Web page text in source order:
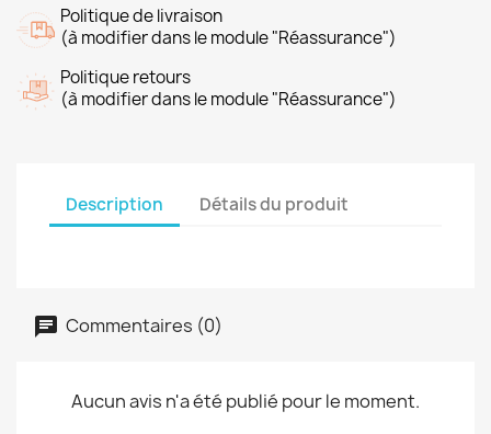
Politique de livraison
(à modifier dans le module "Réassurance")
Politique retours
(à modifier dans le module "Réassurance")
Description Détails du produit
Commentaires (0)
Aucun avis n'a été publié pour le moment.